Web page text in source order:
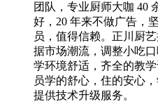
团队，专业厨师大咖 40
好，20 年来不做广告，
员，值得信赖。正川厨
据市场潮流，调整小吃
学环境舒适，齐全的教
员学的舒心，住的安心
提供技术升级服务。